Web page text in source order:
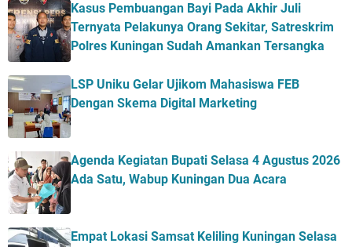
Kasus Pembuangan Bayi Pada Akhir Juli
Ternyata Pelakunya Orang Sekitar, Satreskrim
Polres Kuningan Sudah Amankan Tersangka
LSP Uniku Gelar Ujikom Mahasiswa FEB
Dengan Skema Digital Marketing
Agenda Kegiatan Bupati Selasa 4 Agustus 2026
Ada Satu, Wabup Kuningan Dua Acara
Empat Lokasi Samsat Keliling Kuningan Selasa